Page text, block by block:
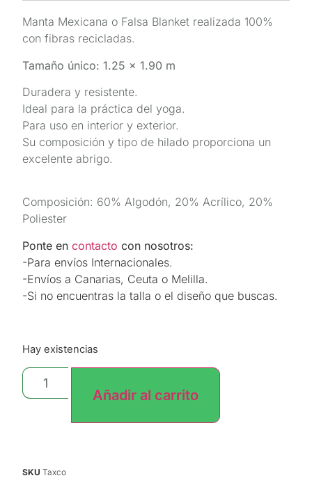
Manta Mexicana o Falsa Blanket realizada 100%
con fibras recicladas.
Tamaño único: 1.25 x 1.90 m
Duradera y resistente.
Ideal para la práctica del yoga.
Para uso en interior y exterior.
Su composición y tipo de hilado proporciona un
excelente abrigo.
Composición: 60% Algodón, 20% Acrílico, 20%
Poliester
Ponte encontacto con nosotros:
-Para envíos Internacionales.
-Envíos a Canarias, Ceuta o Melilla.
-Si no encuentras la talla o el diseño que buscas.
Hay existencias
Añadir al carrito
SKUTaxco